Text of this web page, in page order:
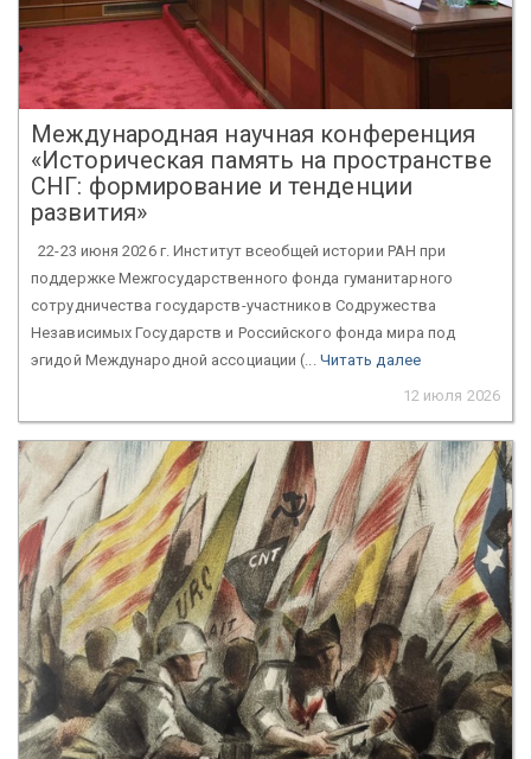
Международная научная конференция
«Историческая память на пространстве
СНГ: формирование и тенденции
развития»
22-23 июня 2026 г. Институт всеобщей истории РАН при
поддержке Межгосударственного фонда гуманитарного
сотрудничества государств-участников Содружества
Независимых Государств и Российского фонда мира под
эгидой Международной ассоциации (... Читать далее
12 июля 2026